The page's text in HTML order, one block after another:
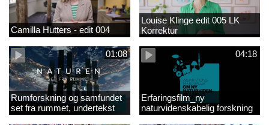
Camilla Hutters - edit 004
Louise Klinge edit 005 LK
Korrektur
01:08
Rumforskning og samfundet
set fra rummet, undertekst
04:18
Erfaringsfilm_ny
naturvidenskabelig forskning